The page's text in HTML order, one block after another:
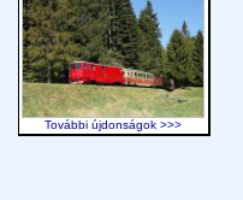
További újdonságok >>>